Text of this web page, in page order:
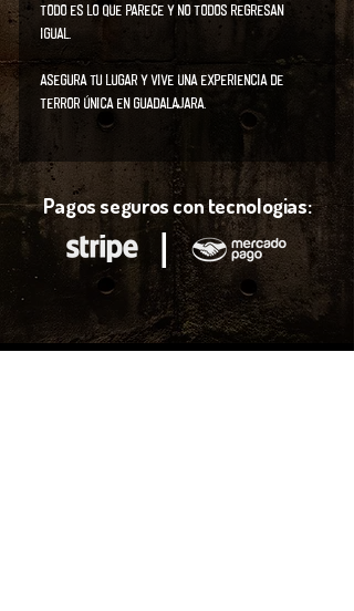
todo es lo que parece y no todos regresan
igual.
Asegura tu lugar y vive una experiencia de
terror única en Guadalajara.
Pagos seguros con tecnologias:
l